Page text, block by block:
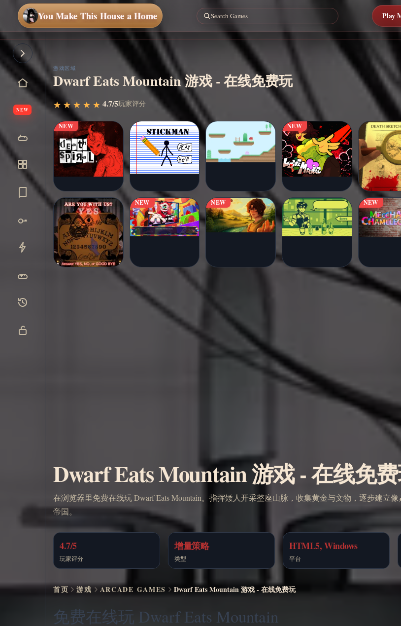
You Make This House a Home Play
NEW
开始
游戏区域
Dwarf Eats Mountain 游戏 - 在线免费玩
★
★ ★
★ ★
★ ★
★ ★
★ 4.7/5玩家评分
NEW NEW
NEW NEW NEW
Dwarf Eats Mountain 游戏 - 在线免
在浏览器里免费在线玩 Dwarf Eats Mountain。指挥矮人开采整座山脉，收集黄金与文物，逐步建立
帝国。
4.7/5
玩家评分
增量策略
类型
HTML5, Windows
平台
首页 游戏 ARCADE GAMES Dwarf Eats Mountain 游戏 - 在线免费玩
免费在线玩 Dwarf Eats Mountain